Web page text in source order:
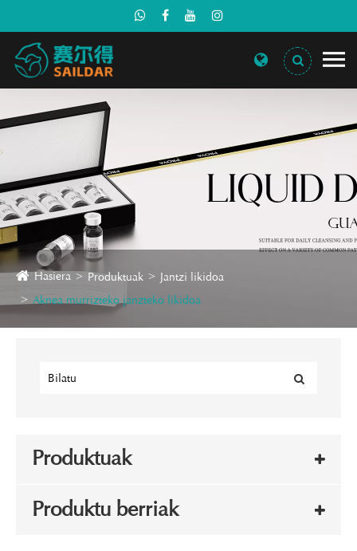
Hasiera Produktuak
Jantzi likidoa
Aknea murrizteko janzteko likidoa
Produktuak
Produktu berriak